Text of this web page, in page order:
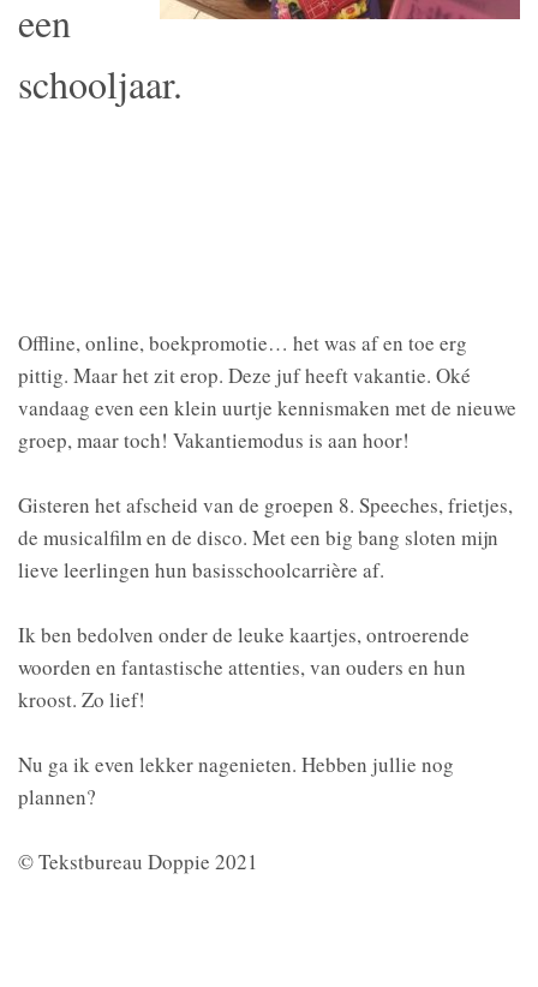
een
schooljaar.
Offline, online, boekpromotie… het was af en toe erg
pittig. Maar het zit erop. Deze juf heeft vakantie. Oké
vandaag even een klein uurtje kennismaken met de nieuwe
groep, maar toch! Vakantiemodus is aan hoor!
Gisteren het afscheid van de groepen 8. Speeches, frietjes,
de musicalfilm en de disco. Met een big bang sloten mijn
lieve leerlingen hun basisschoolcarrière af.
Ik ben bedolven onder de leuke kaartjes, ontroerende
woorden en fantastische attenties, van ouders en hun
kroost. Zo lief!
Nu ga ik even lekker nagenieten. Hebben jullie nog
plannen?
© Tekstbureau Doppie 2021